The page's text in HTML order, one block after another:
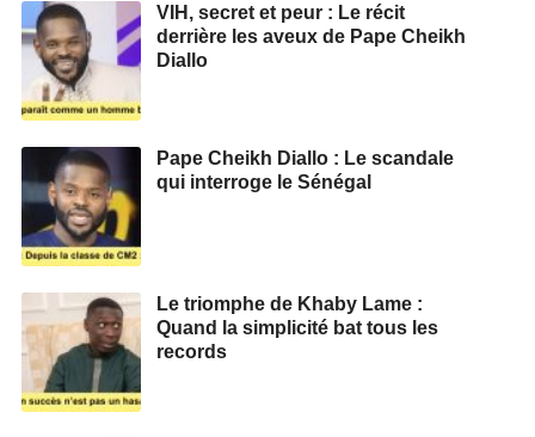
VIH, secret et peur : Le récit
derrière les aveux de Pape Cheikh
Diallo
Pape Cheikh Diallo : Le scandale
qui interroge le Sénégal
Le triomphe de Khaby Lame :
Quand la simplicité bat tous les
records